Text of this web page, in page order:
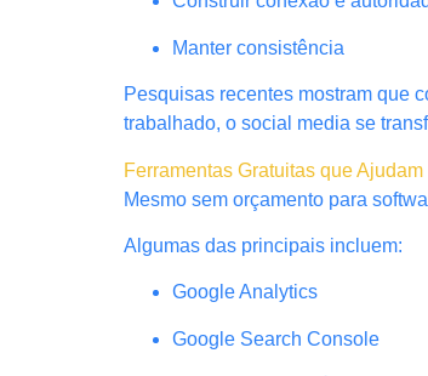
Manter consistência
Pesquisas recentes mostram que
trabalhado, o social media se
Ferramentas Gratuitas que
Mesmo sem orçamento para
Algumas das principais incluem:
Google Analytics
Google Search Console